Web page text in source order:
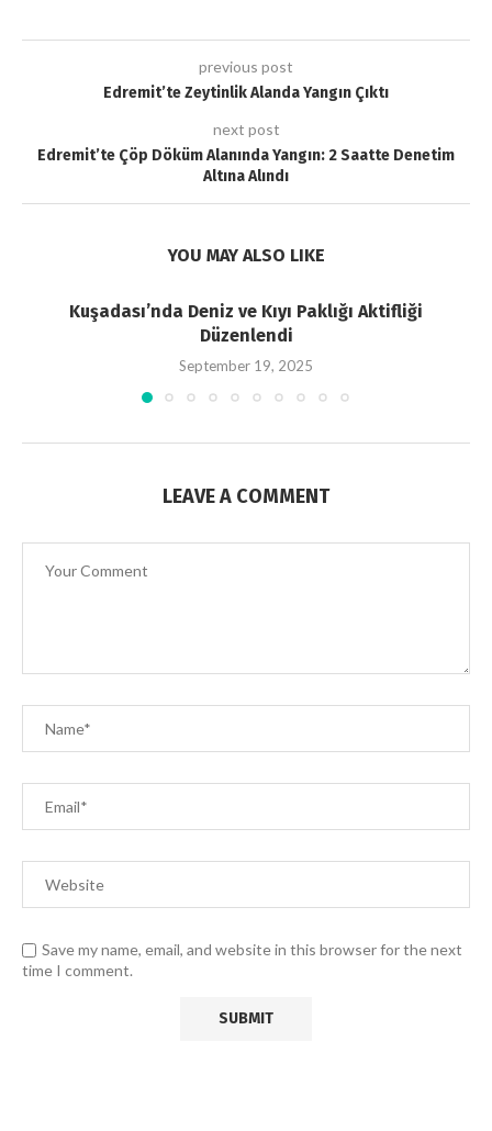
previous post
Edremit’te Zeytinlik Alanda Yangın Çıktı
next post
Edremit’te Çöp Döküm Alanında Yangın: 2 Saatte Denetim
Altına Alındı
YOU MAY ALSO LIKE
Kuşadası’nda Deniz ve Kıyı Paklığı Aktifliği
Düzenlendi
September 19, 2025
LEAVE A COMMENT
Save my name, email, and website in this browser for the next
time I comment.